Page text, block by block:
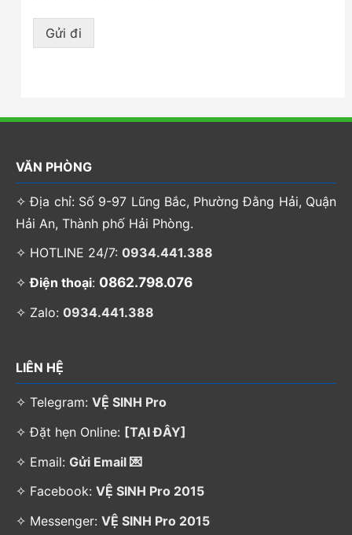
Gửi đi
VĂN PHÒNG
✧ Địa chỉ: Số 9-97 Lũng Bắc, Phường Đằng Hải, Quận
Hải An, Thành phố Hải Phòng.
✧ HOTLINE 24/7: 0934.441.388
✧Điện thoại: 0862.798.076
✧ Zalo: 0934.441.388
LIÊN HỆ
✧ Telegram: VỆ SINH Pro
✧ Đặt hẹn Online: [TẠI ĐÂY]
✧ Email: Gửi Email 💌
✧ Facebook: VỆ SINH Pro 2015
✧ Messenger: VỆ SINH Pro 2015